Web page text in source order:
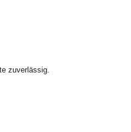
zuverlässig.